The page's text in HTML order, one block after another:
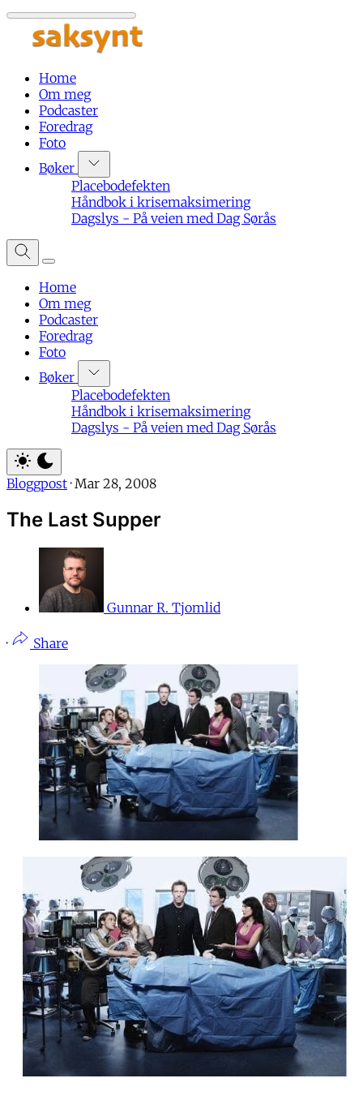
Home
Om meg
Podcaster
Foredrag
Foto
Bøker
Placebodefekten
Håndbok i krisemaksimering
Dagslys - På veien med Dag Sørås
Home
Om meg
Podcaster
Foredrag
Foto
Bøker
Placebodefekten
Håndbok i krisemaksimering
Dagslys - På veien med Dag Sørås
Bloggpost · Mar 28, 2008
The Last Supper
Gunnar R. Tjomlid
· Share